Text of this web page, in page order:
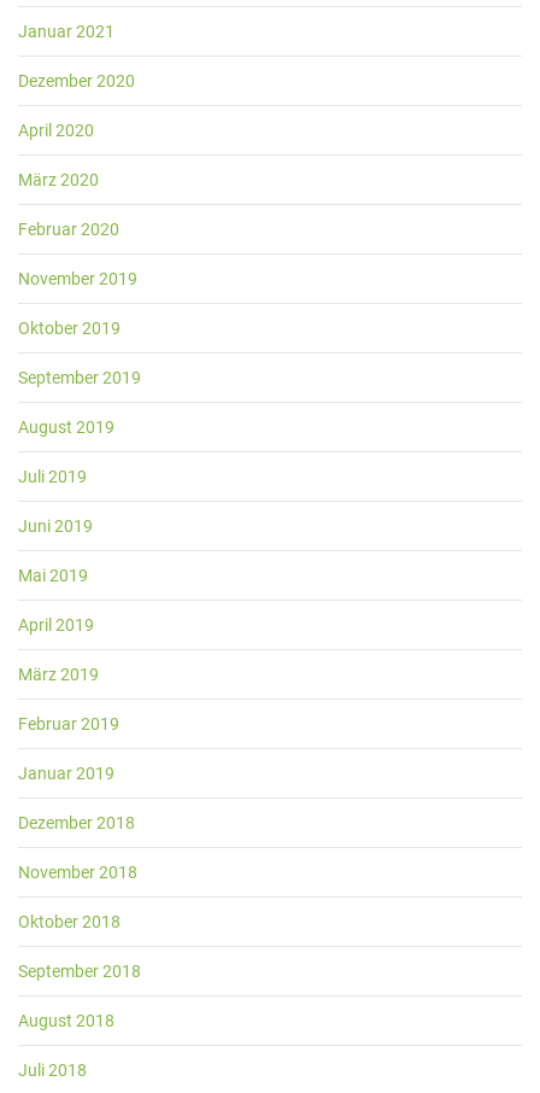
Januar 2021
Dezember 2020
April 2020
März 2020
Februar 2020
November 2019
Oktober 2019
September 2019
August 2019
Juli 2019
Juni 2019
Mai 2019
April 2019
März 2019
Februar 2019
Januar 2019
Dezember 2018
November 2018
Oktober 2018
September 2018
August 2018
Juli 2018